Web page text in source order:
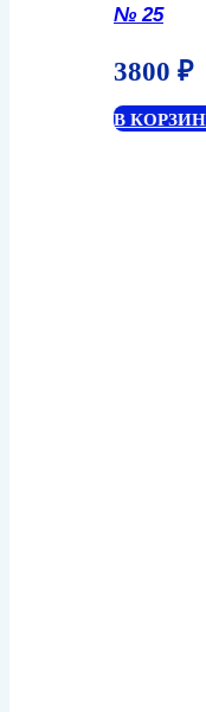
№ 25
3800 ₽
В